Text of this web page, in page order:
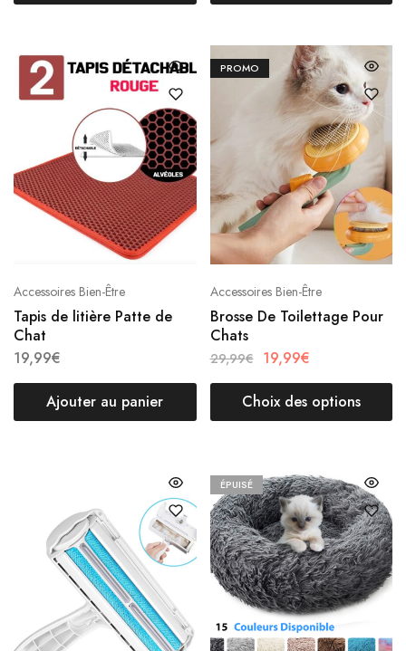
Accessoires Bien-Être
Tapis de litière Patte de
Chat
19,99€
Ajouter au panier
PROMO
Accessoires Bien-Être
Brosse De Toilettage Pour
Chats
29,99€ 19,99€
Choix des options
ÉPUISÉ